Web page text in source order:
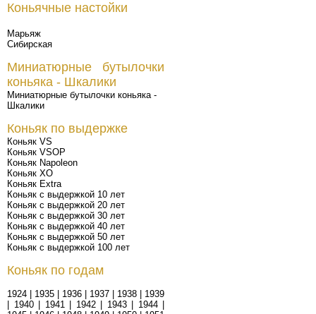
Коньячные настойки
Марьяж
Сибирская
Миниатюрные бутылочки
коньяка - Шкалики
Миниатюрные бутылочки коньяка -
Шкалики
Коньяк по выдержке
Коньяк VS
Коньяк VSOP
Коньяк Napoleon
Коньяк XO
Коньяк Extra
Коньяк с выдержкой 10 лет
Коньяк с выдержкой 20 лет
Коньяк с выдержкой 30 лет
Коньяк с выдержкой 40 лет
Коньяк с выдержкой 50 лет
Коньяк с выдержкой 100 лет
Коньяк по годам
1924 1935 1936 1937 1938
1939
1940| 1941| 1942| 1943| 1944|